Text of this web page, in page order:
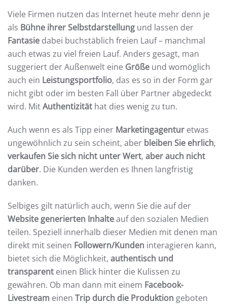
Viele Firmen nutzen das Internet heute mehr denn je
als Bühne ihrer Selbstdarstellung und lassen der
Fantasie dabei buchstäblich freien Lauf – manchmal
auch etwas zu viel freien Lauf. Anders gesagt, man
suggeriert der Außenwelt eine Größe und womöglich
auch ein Leistungsportfolio, das es so in der Form gar
nicht gibt oder im besten Fall über Partner abgedeckt
wird. MitAuthentizität hat dies wenig zu tun.
Auch wenn es als Tipp einer Marketingagentur etwas
ungewöhnlich zu sein scheint, aber bleiben Sie ehrlich,
verkaufen Sie sich nicht unter Wert, aber auch nicht
darüber. Die Kunden werden es Ihnen langfristig
danken.
Selbiges gilt natürlich auch, wenn Sie die auf der
Website generierten Inhalteauf den sozialen Medien
teilen. Speziell innerhalb dieser Medien mit denen man
direkt mit seinen Followern/Kunden interagieren kann,
bietet sich die Möglichkeit, authentisch und
transparent einen Blick hinter die Kulissen zu
gewähren. Ob man dann mit einem Facebook-
Livestream einen Trip durch die Produktion geboten